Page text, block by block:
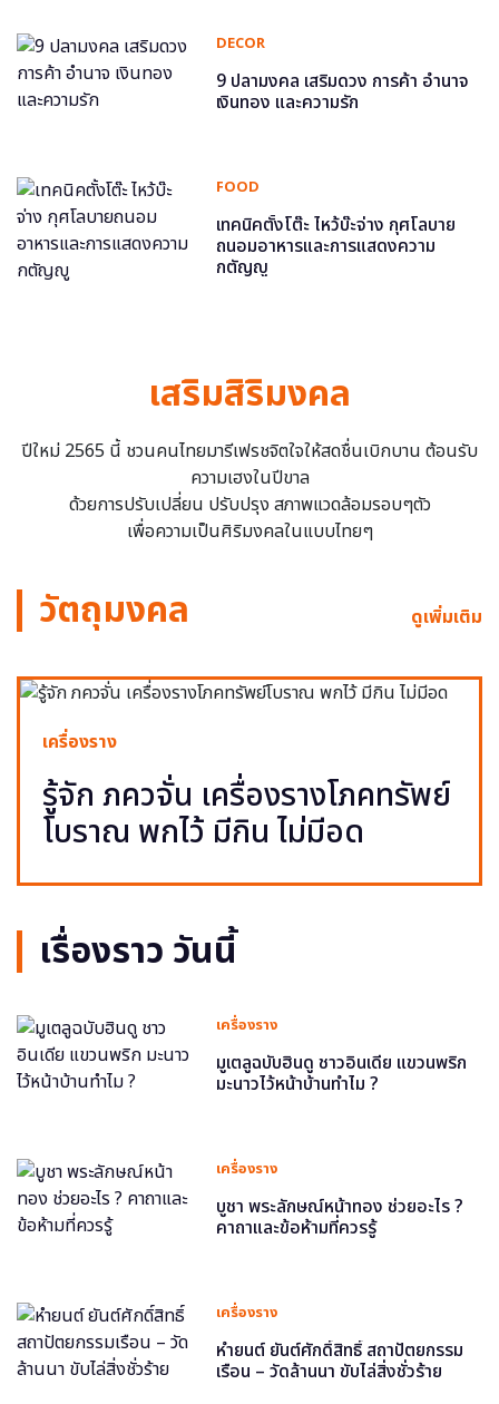
DECOR
9 ปลามงคล เสริมดวง การค้า อำนาจ
เงินทอง และความรัก
FOOD
เทคนิคตั้งโต๊ะ ไหว้บ๊ะจ่าง กุศโลบาย
ถนอมอาหารและการแสดงความ
กตัญญู
เสริมสิริมงคล
ปีใหม่ 2565 นี้ ชวนคนไทยมารีเฟรชจิตใจให้สดชื่นเบิกบาน ต้อนรับ
ความเฮงในปีขาล
ด้วยการปรับเปลี่ยน ปรับปรุง สภาพแวดล้อมรอบๆตัว
เพื่อความเป็นศิริมงคลในแบบไทยๆ
วัตถุมงคล ดูเพิ่มเติม
เครื่องราง
รู้จัก ภควจั่น เครื่องรางโภคทรัพย์
โบราณ พกไว้ มีกิน ไม่มีอด
เรื่องราว วันนี้
เครื่องราง
มูเตลูฉบับฮินดู ชาวอินเดีย แขวนพริก
มะนาวไว้หน้าบ้านทำไม ?
เครื่องราง
บูชา พระลักษณ์หน้าทอง ช่วยอะไร ?
คาถาและข้อห้ามที่ควรรู้
เครื่องราง
หำยนต์ ยันต์ศักดิ์สิทธิ์ สถาปัตยกรรม
เรือน – วัดล้านนา ขับไล่สิ่งชั่วร้าย